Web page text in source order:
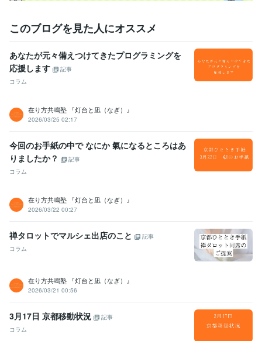
学歴
私立立命館中学校 1981年3月 ~ 1984年2月
私立立命館高校
このブログを見た人にオススメ
あなたが元々備えつけてきたプログラミングを
応援します
記事
コラム
在り方共鳴塾 『灯台と凪（なぎ）』
2026/03/25 02:17
今回のお手紙の中で なにか 氣になるところはあ
りましたか？
記事
コラム
在り方共鳴塾 『灯台と凪（なぎ）』
2026/03/22 00:27
禅タロットでマルシェ出店のこと
記事
コラム
在り方共鳴塾 『灯台と凪（なぎ）』
2026/03/21 00:56
3月17日 京都移動状況
記事
コラム